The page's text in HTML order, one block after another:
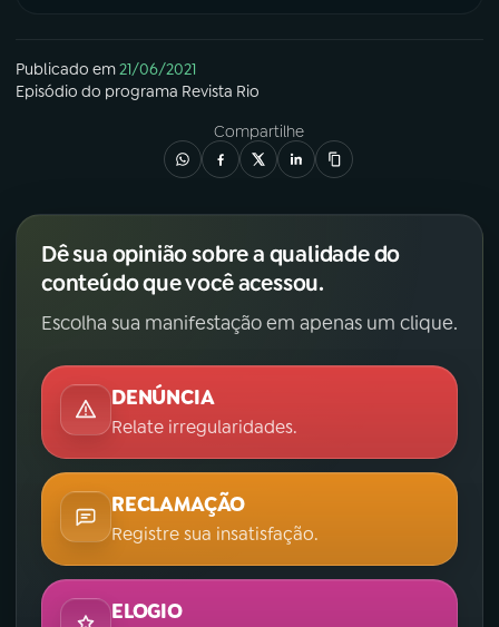
Publicado em21/06/2021
Episódio do programa Revista Rio
Compartilhe
Dê sua opinião sobre a qualidade do
conteúdo que você acessou.
Escolha sua manifestação em apenas um clique.
DENÚNCIA
Relate irregularidades.
RECLAMAÇÃO
Registre sua insatisfação.
ELOGIO